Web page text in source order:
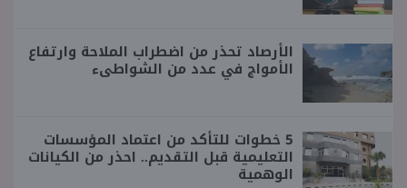
الأرصاد تحذر من اضطراب الملاحة وارتفاع
الأمواج في عدد من الشواطىء
5 خطوات للتأكد من اعتماد المؤسسات
التعليمية قبل التقديم.. احذر من الكيانات
الوهمية